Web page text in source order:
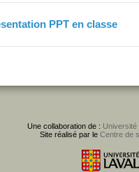
PPT en classe
Une collaboration de : Université
Site réalisé par le Centre de